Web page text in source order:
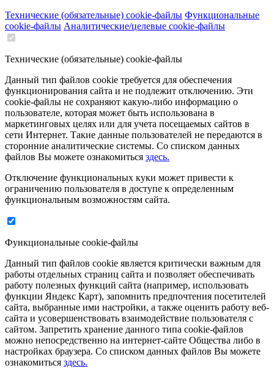
Технические (обязательные) cookie-файлы Функциональные
cookie-файлы Аналитические/целевые cookie-файлы
Технические (обязательные) cookie-файлы
Данный тип файлов cookie требуется для обеспечения
функционирования сайта и не подлежит отключению. Эти
сookie-файлы не сохраняют какую-либо информацию о
пользователе, которая может быть использована в
маркетинговых целях или для учета посещаемых сайтов в
сети Интернет. Такие данные пользователей не передаются в
сторонние аналитические системы. Со списком данных
файлов Вы можете ознакомиться здесь.
Отключение функциональных куки может привести к
ограничению пользователя в доступе к определенным
функциональным возможностям сайта.
Функциональные cookie-файлы
Данный тип файлов cookie является критически важным для
работы отдельных страниц сайта и позволяет обеспечивать
работу полезных функций сайта (например, использовать
функции Яндекс Карт), запомнить предпочтения посетителей
сайта, выбранные ими настройки, а также оценить работу веб-
сайта и усовершенствовать взаимодействие пользователя с
сайтом. Запретить хранение данного типа cookie-файлов
можно непосредственно на интернет-сайте Общества либо в
настройках браузера. Со списком данных файлов Вы можете
ознакомиться здесь.